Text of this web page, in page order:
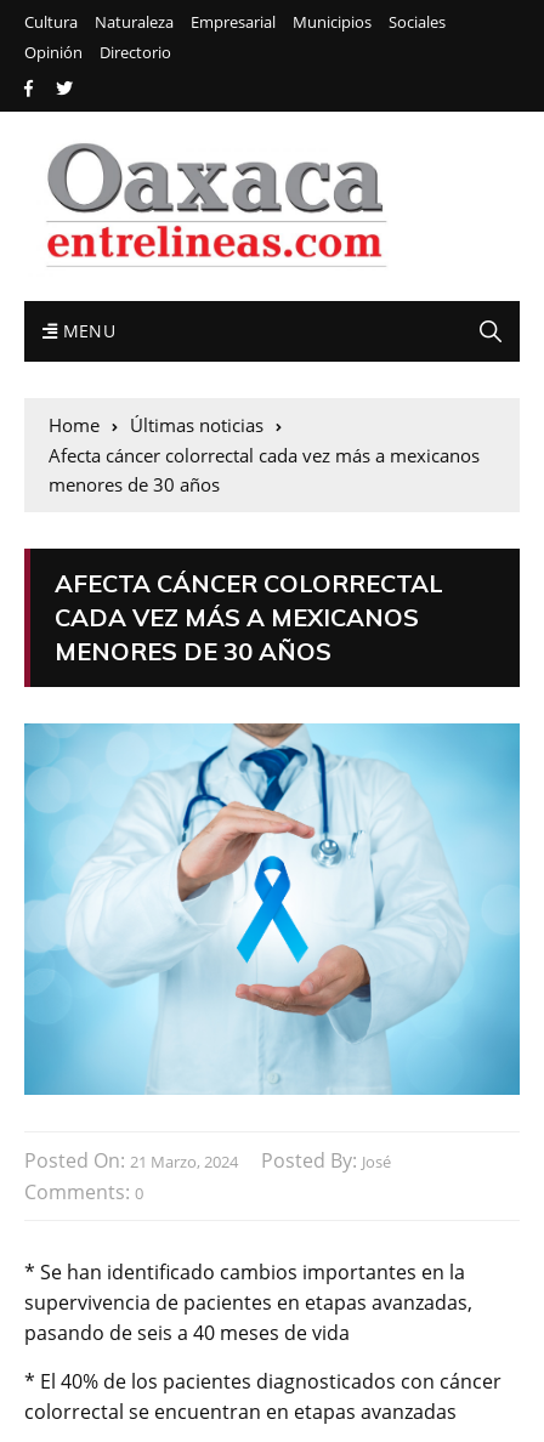
Cultura Naturaleza Empresarial Municipios
Sociales
Opinión
Directorio
MENU
Home
Últimas noticias
Afecta cáncer colorrectal cada vez más a mexicanos
menores de 30 años
AFECTA CÁNCER COLORRECTAL
CADA VEZ MÁS A MEXICANOS
MENORES DE 30 AÑOS
Posted On: 21 Marzo, 2024 Posted By: José
Comments: 0
* Se han identificado cambios importantes en la
supervivencia de pacientes en etapas avanzadas,
pasando de seis a 40 meses de vida
* El 40% de los pacientes diagnosticados con cáncer
colorrectal se encuentran en etapas avanzadas